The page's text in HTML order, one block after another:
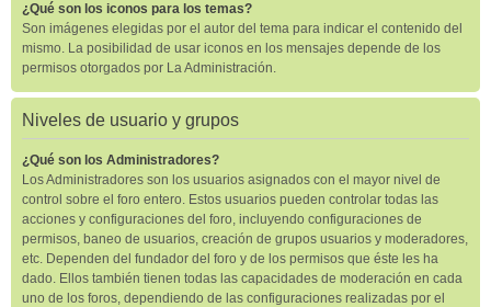
¿Qué son los iconos para los temas?
Son imágenes elegidas por el autor del tema para indicar el contenido del
mismo. La posibilidad de usar iconos en los mensajes depende de los
permisos otorgados por La Administración.
Niveles de usuario y grupos
¿Qué son los Administradores?
Los Administradores son los usuarios asignados con el mayor nivel de
control sobre el foro entero. Estos usuarios pueden controlar todas las
acciones y configuraciones del foro, incluyendo configuraciones de
permisos, baneo de usuarios, creación de grupos usuarios y moderadores,
etc. Dependen del fundador del foro y de los permisos que éste les ha
dado. Ellos también tienen todas las capacidades de moderación en cada
uno de los foros, dependiendo de las configuraciones realizadas por el